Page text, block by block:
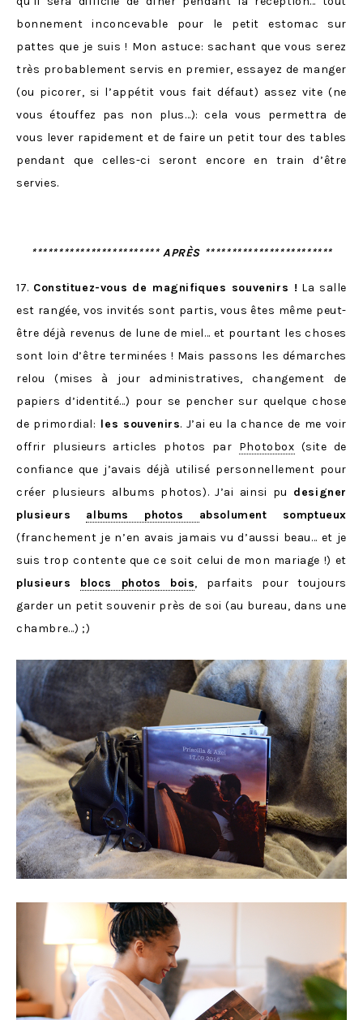
bonnement inconcevable pour le petit estomac sur
pattes que je suis ! Mon astuce: sachant que vous serez
très probablement servis en premier, essayez de manger
(ou picorer, si l’appétit vous fait défaut) assez vite (ne
vous étouffez pas non plus…): cela vous permettra de
vous lever rapidement et de faire un petit tour des tables
pendant que celles-ci seront encore en train d’être
servies.
************************ APRÈS ************************
17. Constituez-vous de magnifiques souvenirs ! La salle
est rangée, vos invités sont partis, vous êtes même peut-
être déjà revenus de lune de miel… et pourtant les choses
sont loin d’être terminées ! Mais passons les démarches
relou (mises à jour administratives, changement de
papiers d’identité…) pour se pencher sur quelque chose
de primordial: les souvenirs. J’ai eu la chance de me voir
offrir plusieurs articles photos par Photobox (site de
confiance que j’avais déjà utilisé personnellement pour
créer plusieurs albums photos). J’ai ainsi pu designer
plusieurs albums photos absolument somptueux
(franchement je n’en avais jamais vu d’aussi beau… et je
suis trop contente que ce soit celui de mon mariage !) et
plusieurs blocs photos bois, parfaits pour toujours
garder un petit souvenir près de soi (au bureau, dans une
chambre…) ;)